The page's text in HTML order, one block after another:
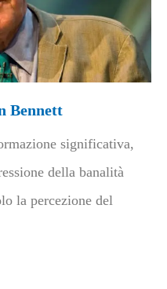
Bennett
significativa,
della banalità
la percezione del